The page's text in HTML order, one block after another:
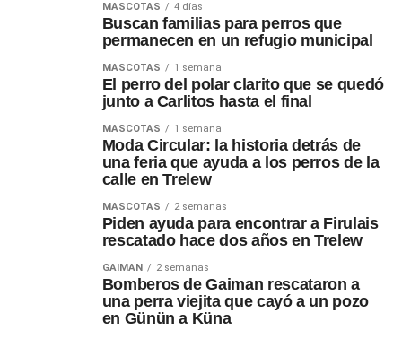
MASCOTAS 4 días
Buscan familias para perros que
permanecen en un refugio municipal
MASCOTAS 1 semana
El perro del polar clarito que se quedó
junto a Carlitos hasta el final
MASCOTAS 1 semana
Moda Circular: la historia detrás de
una feria que ayuda a los perros de la
calle en Trelew
MASCOTAS 2 semanas
Piden ayuda para encontrar a Firulais
rescatado hace dos años en Trelew
GAIMAN 2 semanas
Bomberos de Gaiman rescataron a
una perra viejita que cayó a un pozo
en Günün a Küna